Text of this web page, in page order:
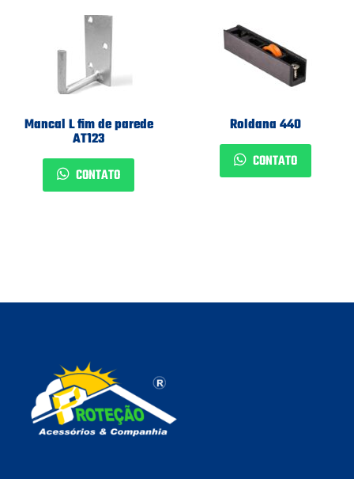
Mancal L fim de parede
AT123
CONTATO
Roldana 440
CONTATO